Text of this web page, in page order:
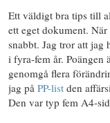
Ett väldigt bra tips till
ett eget dokument.
snabbt. Jag tror att jag
i fyra-fem år. Poängen
genomgå flera
jag på PP-list den
Den var typ fem A4-